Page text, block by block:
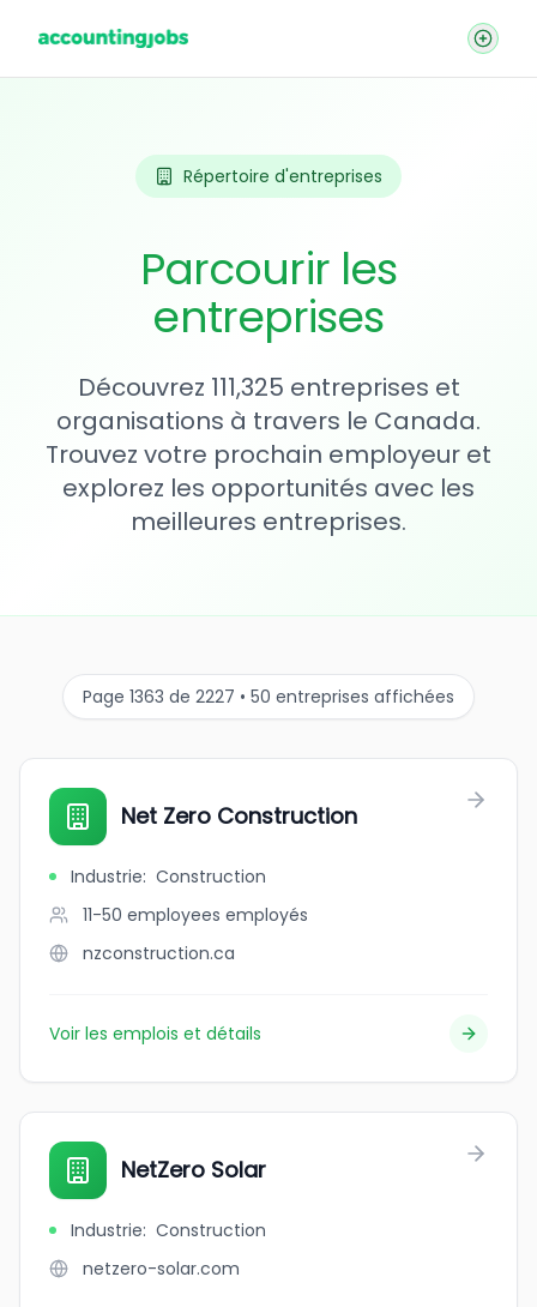
Répertoire d'entreprises
Parcourir les
entreprises
Découvrez 111,325 entreprises et
organisations à travers le Canada.
Trouvez votre prochain employeur et
explorez les opportunités avec les
meilleures entreprises.
Page 1363 de 2227 • 50 entreprises affichées
Net Zero Construction
Industrie: Construction
11-50 employees employés
nzconstruction.ca
Voir les emplois et détails
NetZero Solar
Industrie: Construction
netzero-solar.com